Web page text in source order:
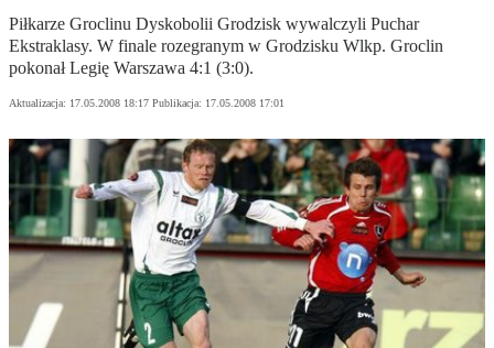
Piłkarze Groclinu Dyskobolii Grodzisk wywalczyli Puchar
Ekstraklasy. W finale rozegranym w Grodzisku Wlkp. Groclin
pokonał Legię Warszawa 4:1 (3:0).
Aktualizacja: 17.05.2008 18:17 Publikacja: 17.05.2008 17:01